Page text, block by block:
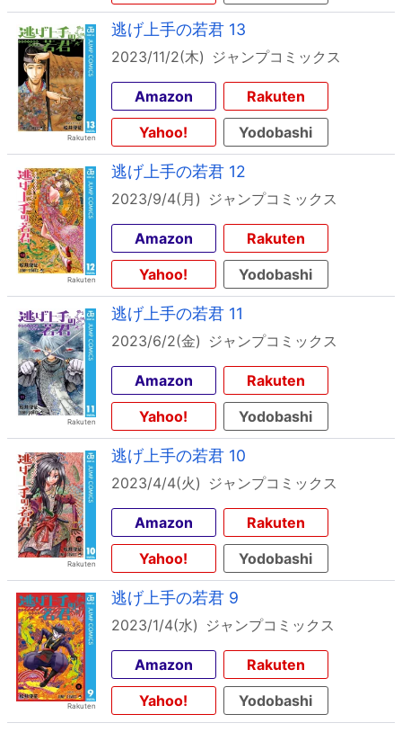
逃げ上手の若君 13
2023/11/2(木) ジャンプコミックス
Amazon
Rakuten
Yahoo!
Yodobashi
逃げ上手の若君 12
2023/9/4(月) ジャンプコミックス
Amazon
Rakuten
Yahoo!
Yodobashi
逃げ上手の若君 11
2023/6/2(金) ジャンプコミックス
Amazon
Rakuten
Yahoo!
Yodobashi
逃げ上手の若君 10
2023/4/4(火) ジャンプコミックス
Amazon
Rakuten
Yahoo!
Yodobashi
逃げ上手の若君 9
2023/1/4(水) ジャンプコミックス
Amazon
Rakuten
Yahoo!
Yodobashi